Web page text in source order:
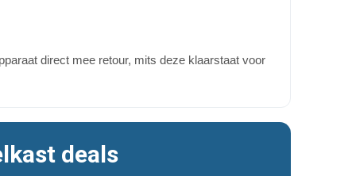
direct mee retour, mits deze klaarstaat voor
deals